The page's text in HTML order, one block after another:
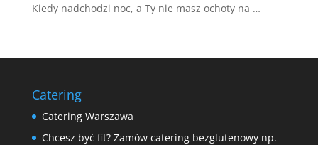
Kiedy nadchodzi noc, a Ty nie masz ochoty na …
Catering
Catering Warszawa
Chcesz być fit? Zamów catering bezglutenowy np.